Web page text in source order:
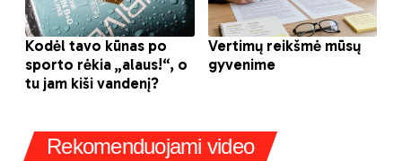
Rekomenduojami video